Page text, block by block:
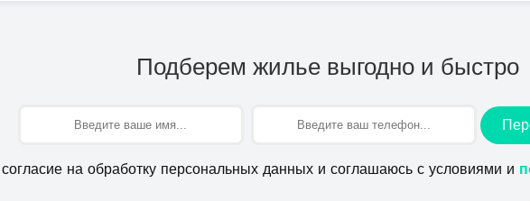
Подберем жилье выгодно и быстро
на обработку персональных данных и соглашаюсь с условиями и